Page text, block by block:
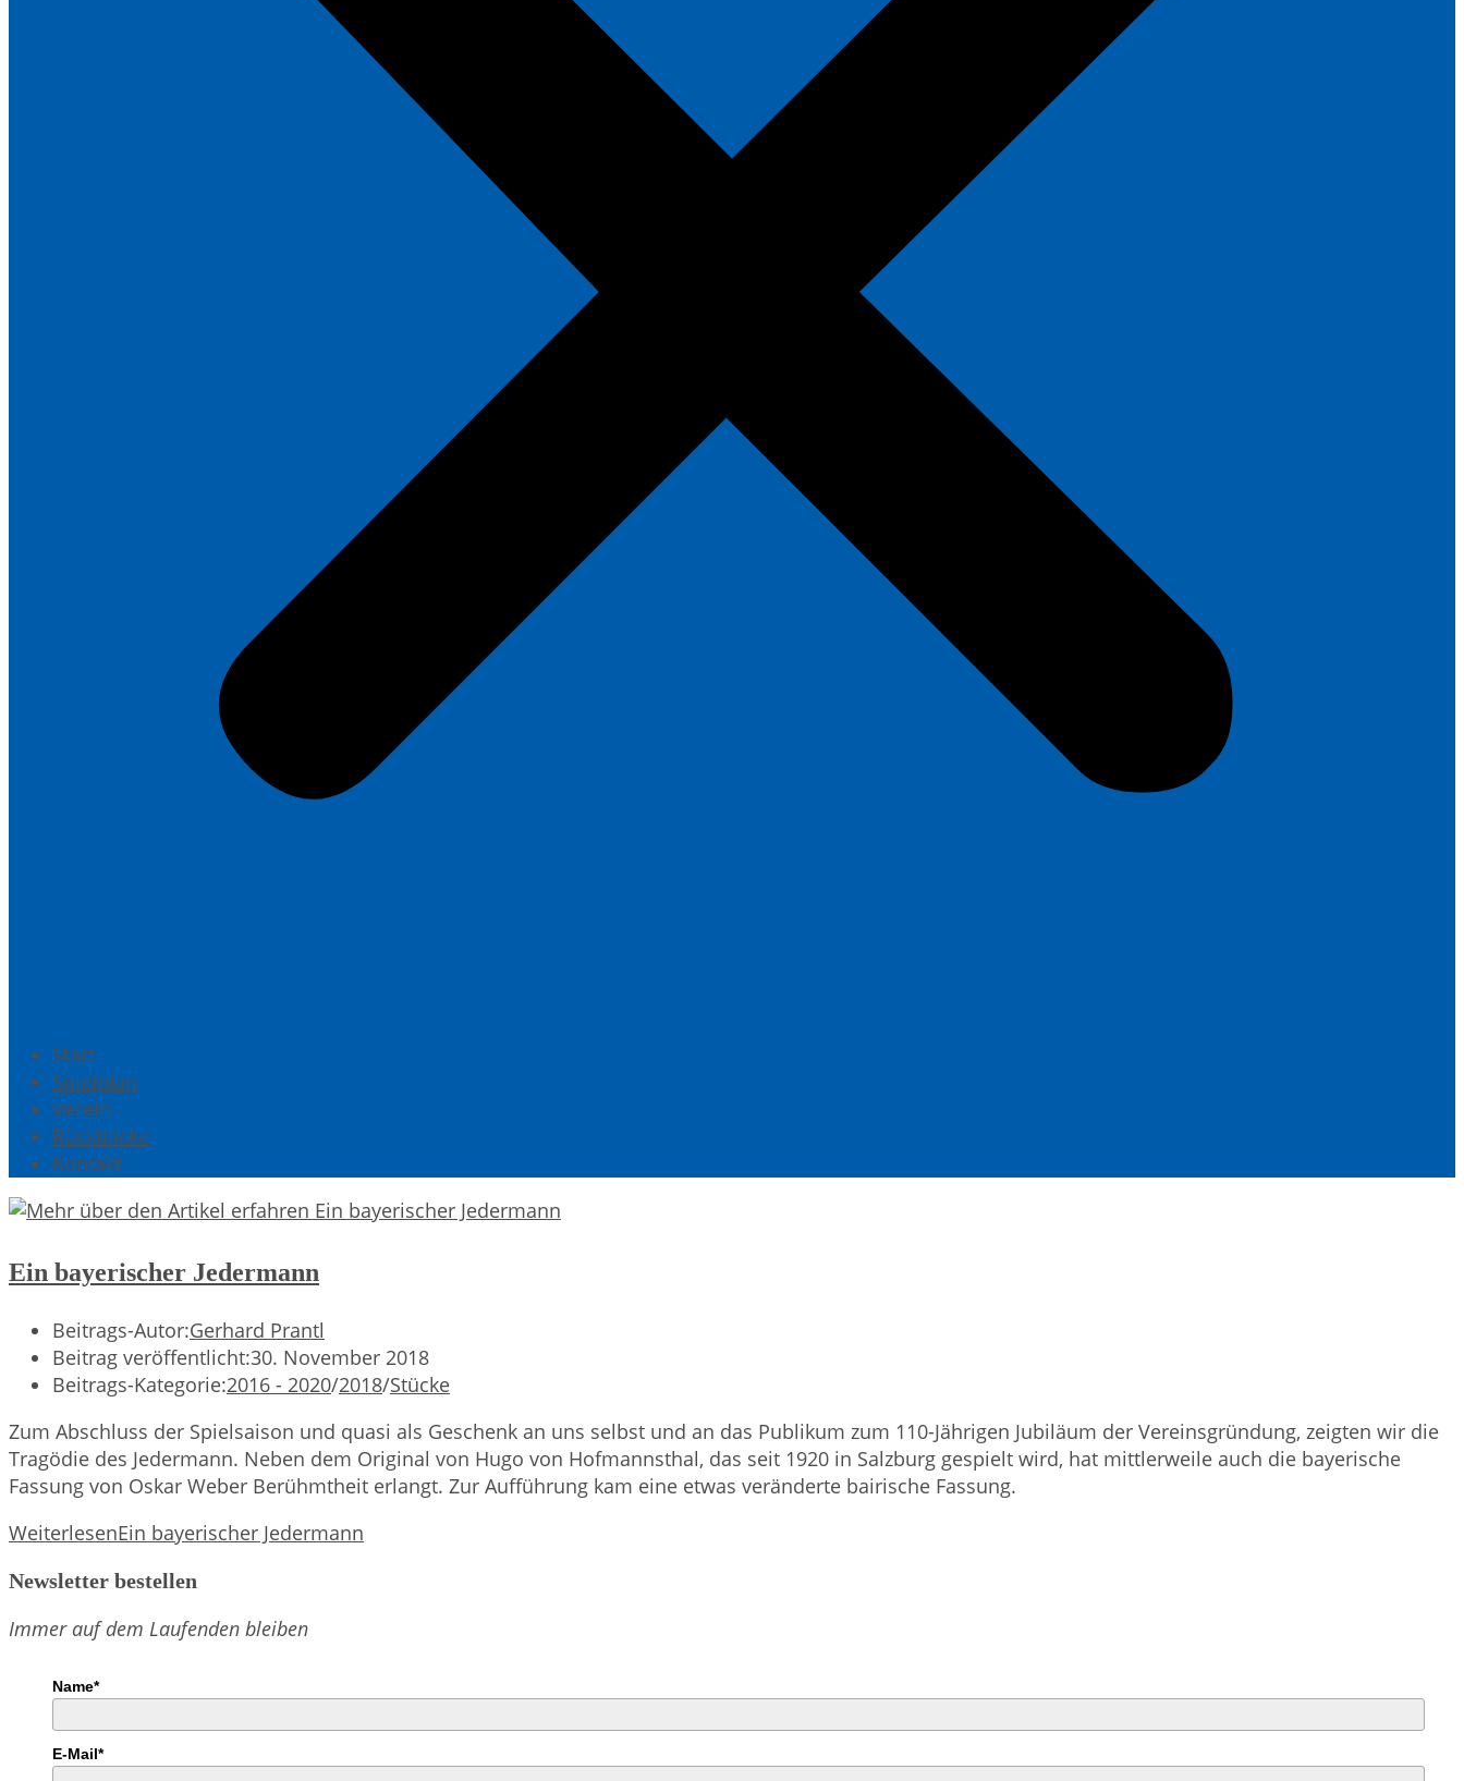
Start
Spielplan
Verein
Rückblicke
Kontakt
Ein bayerischer Jedermann
Beitrags-Autor:Gerhard Prantl
Beitrag veröffentlicht:30. November 2018
Beitrags-Kategorie:2016 - 2020/2018/Stücke
Zum Abschluss der Spielsaison und quasi als Geschenk an uns selbst und an das Publikum zum 110-Jährigen Jubiläum der Vereinsgründung, zeigten wir die
Tragödie des Jedermann. Neben dem Original von Hugo von Hofmannsthal, das seit 1920 in Salzburg gespielt wird, hat mittlerweile auch die bayerische
Fassung von Oskar Weber Berühmtheit erlangt. Zur Aufführung kam eine etwas veränderte bairische Fassung.
WeiterlesenEin bayerischer Jedermann
Newsletter bestellen
Immer auf dem Laufenden bleiben
Name*
E-Mail*